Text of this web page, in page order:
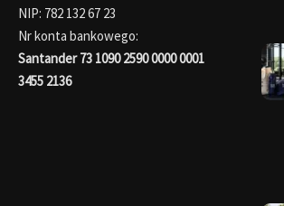
NIP: 782 132 67 23
Nr konta bankowego:
Santander 73 1090 2590 0000 0001
3455 2136